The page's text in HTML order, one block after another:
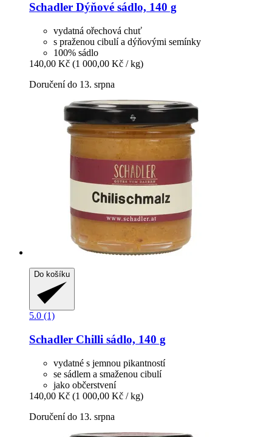
Schadler Dýňové sádlo, 140 g
vydatná ořechová chuť
s praženou cibulí a dýňovými semínky
100% sádlo
140,00 Kč (1 000,00 Kč / kg)
Doručení do 13. srpna
Do košíku
5.0 (1)
Schadler Chilli sádlo, 140 g
vydatné s jemnou pikantností
se sádlem a smaženou cibulí
jako občerstvení
140,00 Kč (1 000,00 Kč / kg)
Doručení do 13. srpna